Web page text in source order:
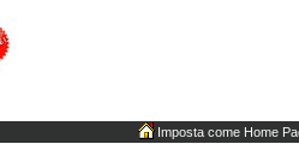
Imposta come Home